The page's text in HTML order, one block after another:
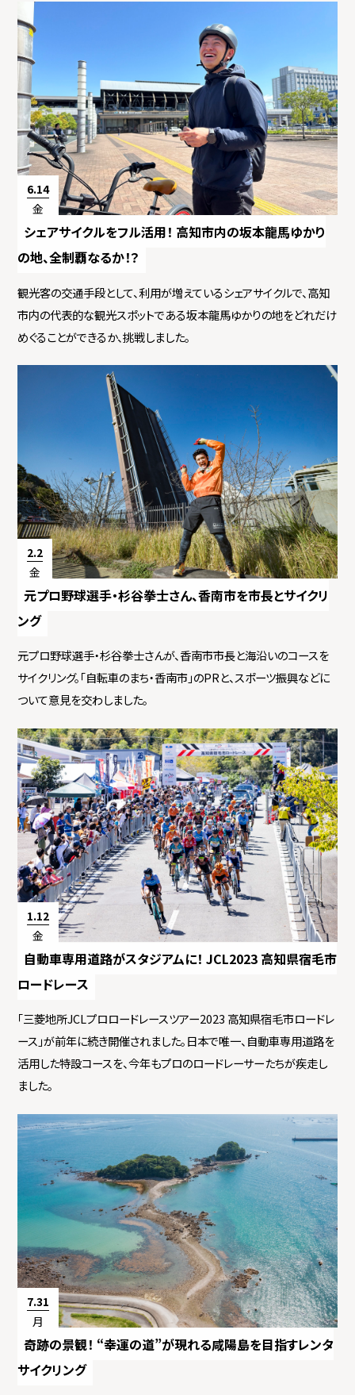
6.14
金
シェアサイクルをフル活用！ 高知市内の坂本龍馬ゆかり
の地、全制覇なるか！？
観光客の交通手段として、利用が増えているシェアサイクルで、高知
市内の代表的な観光スポットである坂本龍馬ゆかりの地をどれだけ
めぐることができるか、挑戦しました。
2.2
金
元プロ野球選手・杉谷拳士さん、香南市を市長とサイクリ
ング
元プロ野球選手・杉谷拳士さんが、香南市市長と海沿いのコースを
サイクリング。「自転車のまち・香南市」のPRと、スポーツ振興などに
ついて意見を交わしました。
1.12
金
自動車専用道路がスタジアムに！ JCL2023 高知県宿毛市
ロードレース
「三菱地所JCLプロロードレースツアー2023 高知県宿毛市ロードレ
ース」が前年に続き開催されました。日本で唯一、自動車専用道路を
活用した特設コースを、今年もプロのロードレーサーたちが疾走し
ました。
7.31
月
奇跡の景観！ “幸運の道”が現れる咸陽島を目指すレンタ
サイクリング